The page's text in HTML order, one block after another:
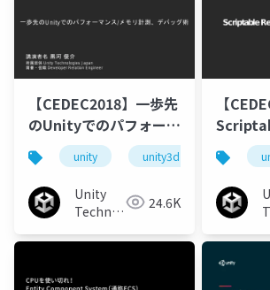
【CEDEC2018】一歩先
のUnityでのパフォーマ
ンス/メモリ計測、デバ
ッグ術
unity unity3d cedec
Unity
Technologies24.6K
【
う